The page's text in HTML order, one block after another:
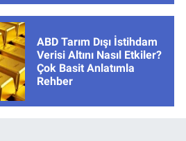
ABD Tarım Dışı İstihdam
Verisi Altını Nasıl Etkiler?
Çok Basit Anlatımla
Rehber